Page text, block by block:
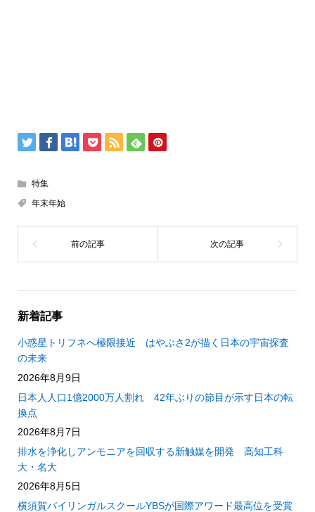
特集
年末年始
新着記事
小惑星トリフネへ極限接近 はやぶさ2が描く日本の宇宙探査
の未来
2026年8月9日
日本人人口1億2000万人割れ 42年ぶりの節目が示す日本の転
換点
2026年8月7日
排水を浄化しアンモニアを回収する新触媒を開発 高知工科
大・名大
2026年8月5日
横須賀バイリンガルスクールYBSが国際アワード最高位を受賞